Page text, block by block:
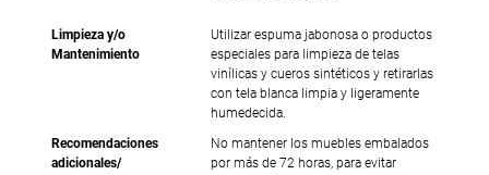
Limpieza y/o
Mantenimiento
Utilizar espuma jabonosa o productos
especiales para limpieza de telas
vinílicas y cueros sintéticos y retirarlas
con tela blanca limpia y ligeramente
humedecida.
Recomendaciones
adicionales/
No mantener los muebles embalados
por más de 72 horas, para evitar